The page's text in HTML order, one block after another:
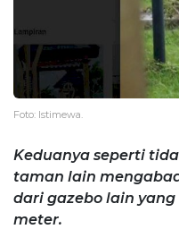
Foto: Istimewa.
Keduanya seperti
taman lain
dari gazebo lain
meter.